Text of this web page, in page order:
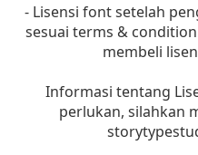
- Lisensi font setelah
sesuai terms &
membeli
Informasi tentang
perlukan, silahkan